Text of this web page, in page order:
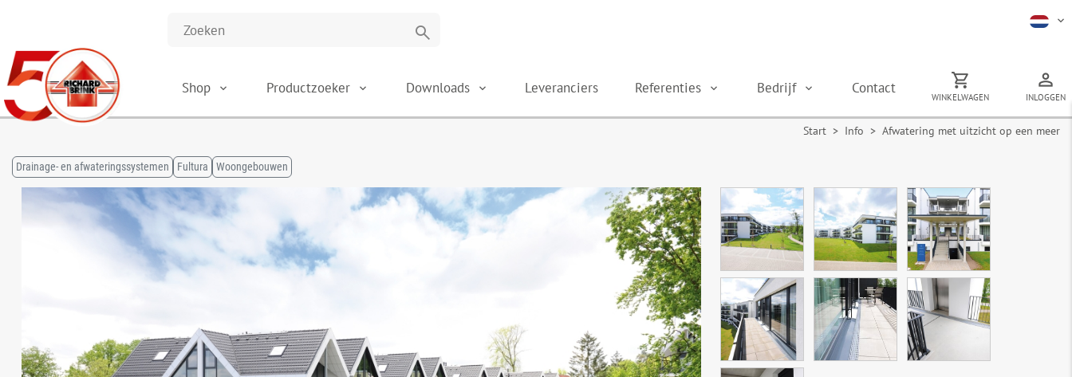
search
Shop Productzoeker Downloads Leveranciers Referenties Bedrijf Contact
WINKELWAGEN INLOGGEN
Start > Info > Afwatering met uitzicht op een meer
Drainage- en afwateringssystemen Fultura Woongebouwen